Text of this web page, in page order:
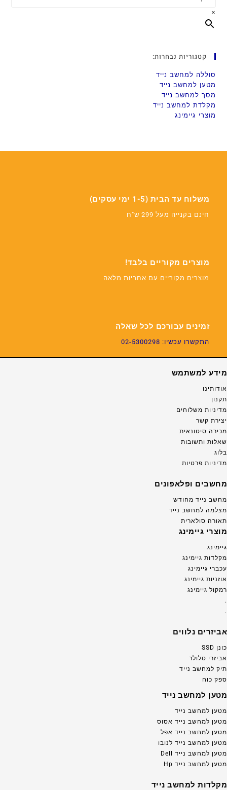
×
קטגוריות נבחרות:
סוללה למחשב נייד
מטען למחשב נייד
מסך למחשב נייד
מקלדת למחשב נייד
מוצרי גיימינג
משלוח עד הבית (1-5 ימי עסקים)
חינם בקנייה מעל 299 ש"ח
מוצרים מקוריים בלבד!
מוצרים מקוריים עם אחריות מלאה
זמינים עבורכם לכל שאלה
התקשרו עכשיו: 02-5300298
מידע למשתמש
אודותינו
תקנון
מדיניות משלוחים
יצירת קשר
מכירה סיטונאית
שאלות ותשובות
בלוג
מדיניות פרטיות
מחשבים ופלאפונים
מחשב נייד מחודש
מצלמה למחשב נייד
תאורה סולארית
מוצרי גיימינג
גיימינג
מקלדות גיימינג
עכברי גיימינג
אוזניות גיימינג
רמקול גיימינג
.
.
אביזרים נלווים
כונן SSD
אביזרי סלולר
תיק למחשב נייד
ספק כוח
מטען למחשב נייד
מטען למחשב נייד
מטען למחשב נייד אסוס
מטען למחשב נייד אפל
מטען למחשב נייד לנובו
מטען למחשב נייד Dell
מטען למחשב נייד Hp
מקלדות למחשב נייד